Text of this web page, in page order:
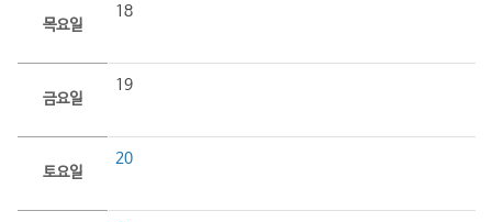
목요일
18
금요일
19
토요일
20